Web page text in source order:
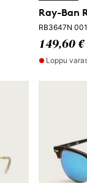
Ray-Ban
RB3647N
149,60 €
Loppu